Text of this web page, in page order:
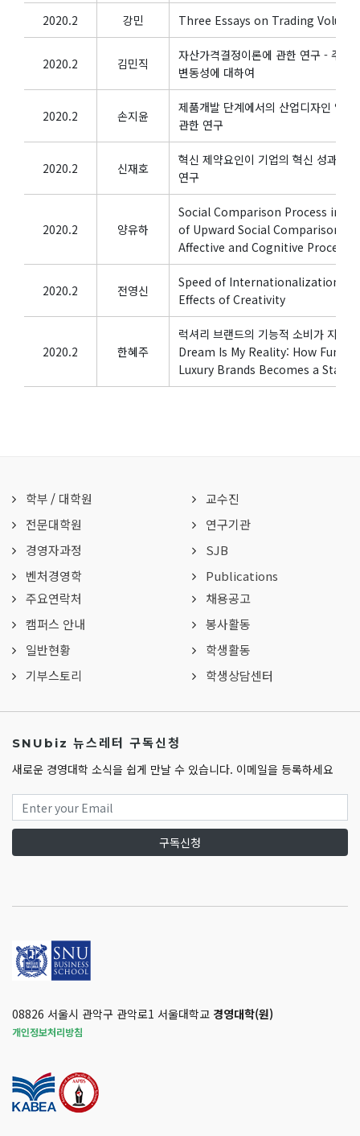
2020.2 강민 Three Essays on Trading Volume
2020.2 김민직
자산가격결정이론에 관한 연구 - 주식
변동성에 대하여
2020.2 손지윤
제품개발 단계에서의 산업디자인 역
관한 연구
2020.2 신재호
혁신 제약요인이 기업의 혁신 성과와
연구
2020.2 양유하
Social Comparison Process in
of Upward Social Comparison
Affective and Cognitive Process
2020.2 전영신
Speed of Internationalization,
Effects of Creativity
2020.2 한혜주
럭셔리 브랜드의 기능적 소비가 지위
Dream Is My Reality: How
Luxury Brands Becomes a
학부 / 대학원
전문대학원
경영자과정
벤처경영학
교수진
연구기관
SJB
Publications
주요연락처
캠퍼스 안내
일반현황
기부스토리
채용공고
봉사활동
학생활동
학생상담센터
SNUbiz 뉴스레터 구독신청
새로운 경영대학 소식을 쉽게 만날 수 있습니다. 이메일을 등록하세요
구독신청
08826 서울시 관악구 관악로1 서울대학교 경영대학(원)
개인정보처리방침